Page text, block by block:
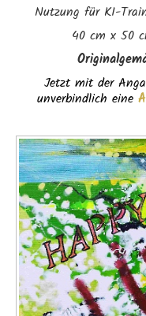
Nutzung für KI-
40 cm x 50
Jetzt mit der
unverbindlich eine